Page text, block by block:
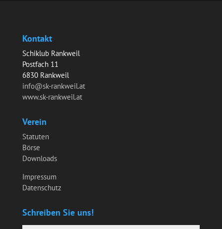
Kontakt
Schiklub Rankweil
Postfach 11
6830 Rankweil
info@sk-rankweil.at
www.sk-rankweil.at
Verein
Statuten
Börse
Downloads
Impressum
Datenschutz
Schreiben Sie uns!